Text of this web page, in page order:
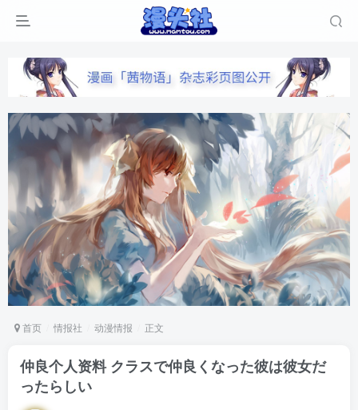
首页 情报社 动漫情报 正文
仲良个人资料 クラスで仲良くなった彼は彼女だ
ったらしい